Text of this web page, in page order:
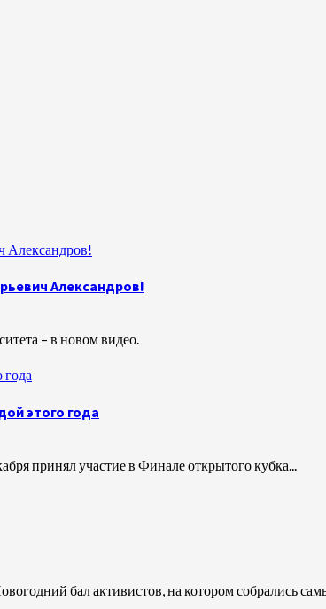
Александров!
Александров!
– в новом видео.
этого года
принял участие в Финале открытого кубка...
бал активистов, на котором собрались